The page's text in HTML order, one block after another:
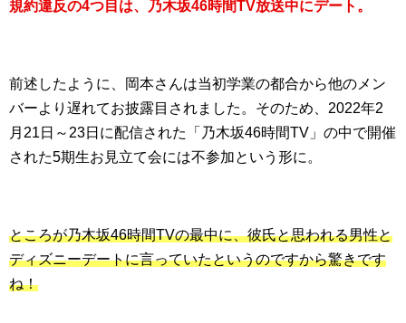
規約違反の4つ目は、乃木坂46時間TV放送中にデート。
前述したように、岡本さんは当初学業の都合から他のメン
バーより遅れてお披露目されました。そのため、2022年2
月21日～23日に配信された「乃木坂46時間TV」の中で開催
された5期生お見立て会には不参加という形に。
ところが乃木坂46時間TVの最中に、彼氏と思われる男性と
ディズニーデートに言っていたというのですから驚きです
ね！